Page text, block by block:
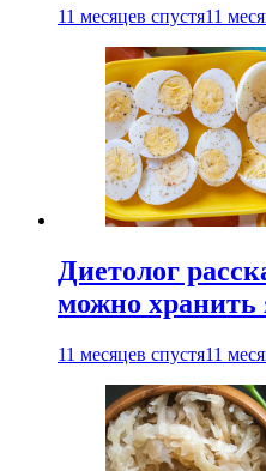
11 месяцев спустя11
Диетолог
можно хранить
11 месяцев спустя11